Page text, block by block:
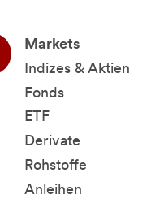
Markets
Indizes & Aktien
Fonds
ETF
Derivate
Rohstoffe
Anleihen